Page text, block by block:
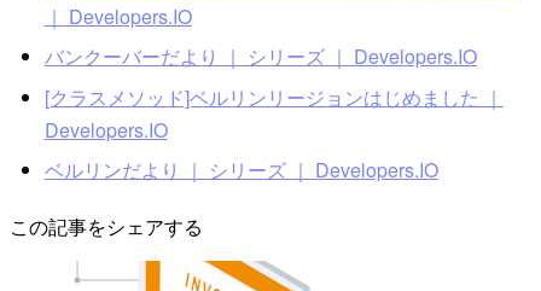
｜ Developers.IO
バンクーバーだより ｜ シリーズ ｜ Developers.IO
[クラスメソッド]ベルリンリージョンはじめました ｜
Developers.IO
ベルリンだより ｜ シリーズ ｜ Developers.IO
この記事をシェアする